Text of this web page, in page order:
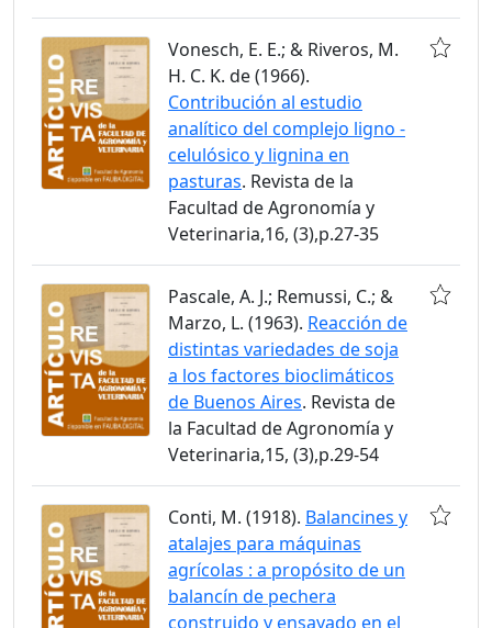
Vonesch, E. E.; & Riveros, M.
H. C. K. de (1966).
Contribución al estudio
analítico del complejo ligno -
celulósico y lignina en
pasturas. Revista de la
Facultad de Agronomía y
Veterinaria,16, (3),p.27-35
Pascale, A. J.; Remussi, C.; &
Marzo, L. (1963). Reacción de
distintas variedades de soja
a los factores bioclimáticos
de Buenos Aires. Revista de
la Facultad de Agronomía y
Veterinaria,15, (3),p.29-54
Conti, M. (1918). Balancines y
atalajes para máquinas
agrícolas : a propósito de un
balancín de pechera
construido y ensayado en el